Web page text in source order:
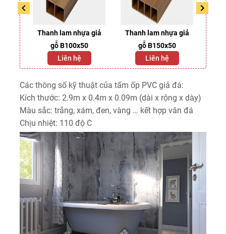
Thanh lam nhựa giả
gỗ B100x50
Liên hệ
Thanh lam nhựa giả
gỗ B150x50
Liên hệ
Các thông số kỹ thuật của tấm ốp PVC giả đá:
Kích thước: 2.9m x 0.4m x 0.09m (dài x rộng x dày)
Màu sắc: trắng, xám, đen, vàng … kết hợp vân đá
Chịu nhiệt: 110 độ C